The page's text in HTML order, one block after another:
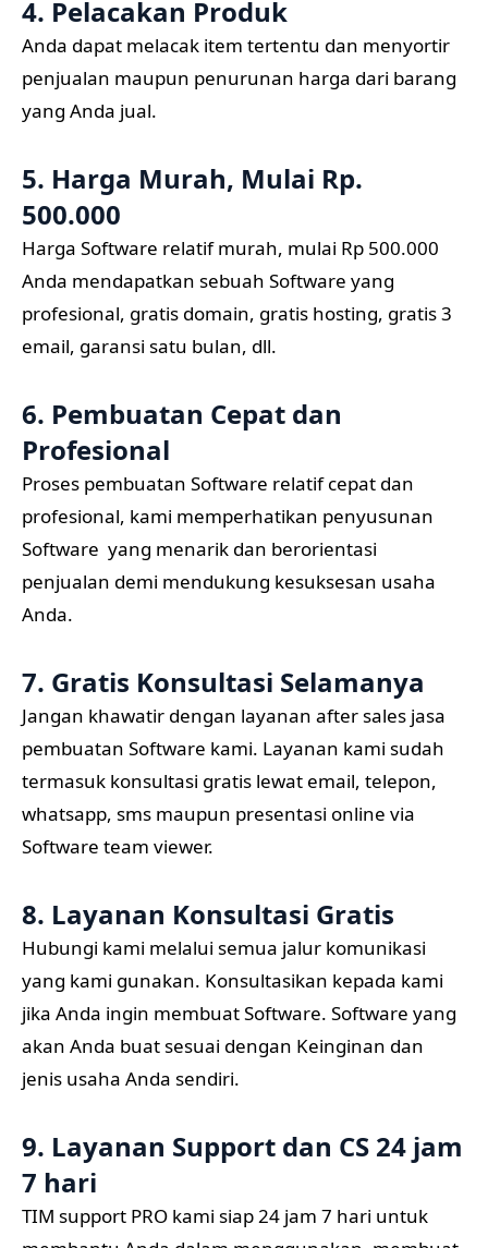
4. Pelacakan Produk
Anda dapat melacak item tertentu dan menyortir
penjualan maupun penurunan harga dari barang
yang Anda jual.
5. Harga Murah, Mulai Rp.
500.000
Harga Software relatif murah, mulai Rp 500.000
Anda mendapatkan sebuah Software yang
profesional, gratis domain, gratis hosting, gratis 3
email, garansi satu bulan, dll.
6. Pembuatan Cepat dan
Profesional
Proses pembuatan Software relatif cepat dan
profesional, kami memperhatikan penyusunan
Software yang menarik dan berorientasi
penjualan demi mendukung kesuksesan usaha
Anda.
7. Gratis Konsultasi Selamanya
Jangan khawatir dengan layanan after sales jasa
pembuatan Software kami. Layanan kami sudah
termasuk konsultasi gratis lewat email, telepon,
whatsapp, sms maupun presentasi online via
Software team viewer.
8. Layanan Konsultasi Gratis
Hubungi kami melalui semua jalur komunikasi
yang kami gunakan. Konsultasikan kepada kami
jika Anda ingin membuat Software. Software yang
akan Anda buat sesuai dengan Keinginan dan
jenis usaha Anda sendiri.
9. Layanan Support dan CS 24 jam
7 hari
TIM support PRO kami siap 24 jam 7 hari untuk